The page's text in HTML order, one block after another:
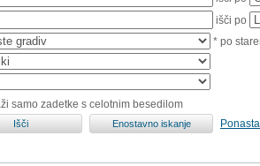
išči po
* po
samo zadetke s celotnim besedilom